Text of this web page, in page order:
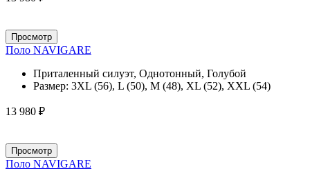
Просмотр
Поло NAVIGARE
Приталенный силуэт, Однотонный, Голубой
Размер: 3XL (56), L (50), M (48), XL (52), XXL (54)
13 980 ₽
Просмотр
Поло NAVIGARE